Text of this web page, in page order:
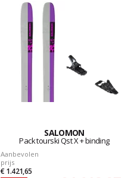
SALOMON
Pack tourski Qst X + binding
Aanbevolen
prijs
€ 1.421,65